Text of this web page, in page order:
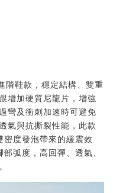
階鞋款，穩定結構、雙重
增加硬質尼龍片，增強
彎及衝刺加速時可避免
氣與抗撕裂性能，此款
度發泡帶來的緩震效
弧度，高回彈、透氣、